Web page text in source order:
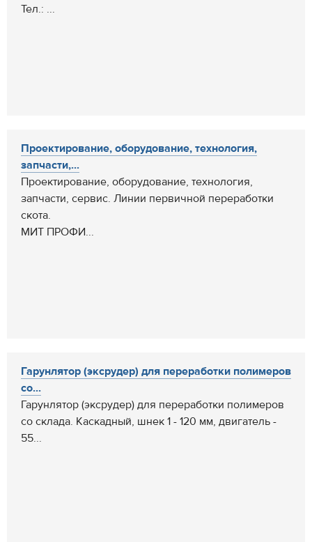
Тел.: ...
Проектирование, оборудование, технология,
запчасти,...
Проектирование, оборудование, технология,
запчасти, сервис. Линии первичной переработки
скота.
МИТ ПРОФИ...
Гарунлятор (эксрудер) для переработки полимеров
со...
Гарунлятор (эксрудер) для переработки полимеров
со склада. Каскадный, шнек 1 - 120 мм, двигатель -
55...